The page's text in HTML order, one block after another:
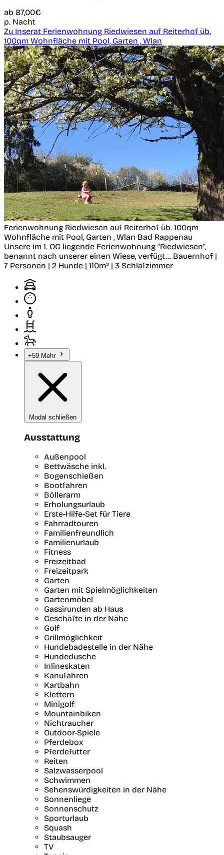
ab 87,00€
p. Nacht
Zu Inserat Ferienwohnung Riedwiesen auf Reiterhof üb.
100qm Wohnfläche mit Pool, Garten , Wlan
Ferienwohnung Riedwiesen auf Reiterhof üb. 100qm
Wohnfläche mit Pool, Garten , Wlan Bad Rappenau
Unsere im 1. OG liegende Ferienwohnung "Riedwiesen",
benannt nach unserer einen Wiese, verfügt... Bauernhof |
7 Personen | 2 Hunde | 110m² | 3 Schlafzimmer
+59 Mehr
Modal schließen
Ausstattung
Außenpool
Bettwäsche inkl.
Bogenschießen
Bootfahren
Böllerarm
Erholungsurlaub
Erste-Hilfe-Set für Tiere
Fahrradtouren
Familienfreundlich
Familienurlaub
Fitness
Freizeitbad
Freizeitpark
Garten
Garten mit Spielmöglichkeiten
Gartenmöbel
Gassirunden ab Haus
Geschäfte in der Nähe
Golf
Grillmöglichkeit
Hundebadestelle in der Nähe
Hundedusche
Inlineskaten
Kanufahren
Kartbahn
Klettern
Minigolf
Mountainbiken
Nichtraucher
Outdoor-Spiele
Pferdebox
Pferdefutter
Reiten
Salzwasserpool
Schwimmen
Sehenswürdigkeiten in der Nähe
Sonnenliege
Sonnenschutz
Sporturlaub
Squash
Staubsauger
TV